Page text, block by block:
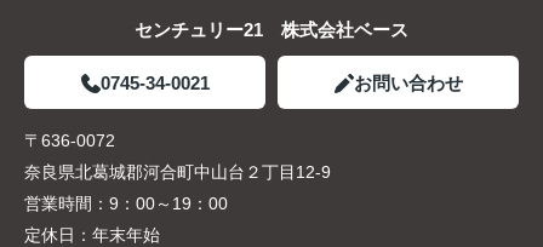
センチュリー21 株式会社ベース
0745-34-0021 お問い合わせ
〒636-0072
奈良県北葛城郡河合町中山台２丁目12-9
営業時間： 9：00～19：00
定休日： 年末年始